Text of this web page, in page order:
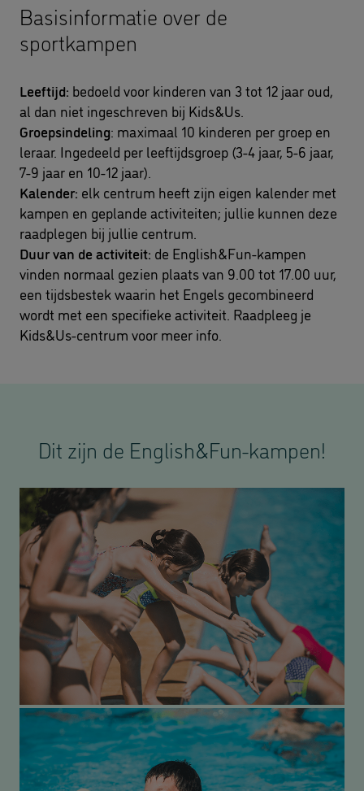
Basisinformatie over de
sportkampen
Leeftijd: bedoeld voor kinderen van 3 tot 12 jaar oud,
al dan niet ingeschreven bij Kids&Us.
Groepsindeling: maximaal 10 kinderen per groep en
leraar. Ingedeeld per leeftijdsgroep (3-4 jaar, 5-6 jaar,
7-9 jaar en 10-12 jaar).
Kalender: elk centrum heeft zijn eigen kalender met
kampen en geplande activiteiten; jullie kunnen deze
raadplegen bij jullie centrum.
Duur van de activiteit: de English&Fun-kampen
vinden normaal gezien plaats van 9.00 tot 17.00 uur,
een tijdsbestek waarin het Engels gecombineerd
wordt met een specifieke activiteit. Raadpleeg je
Kids&Us-centrum voor meer info.
Dit zijn de English&Fun-kampen!